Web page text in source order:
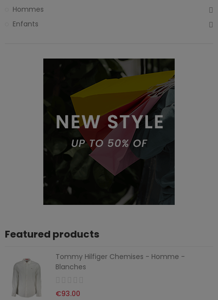
Hommes
Enfants
Featured products
Tommy Hilfiger Chemises - Homme -
Blanches
€93.00